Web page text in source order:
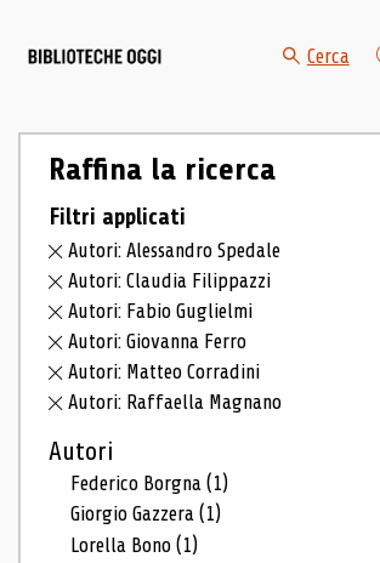
Cerca
Raffina la ricerca
Filtri applicati
Autori: Alessandro Spedale
Autori: Claudia Filippazzi
Autori: Fabio Guglielmi
Autori: Giovanna Ferro
Autori: Matteo Corradini
Autori: Raffaella Magnano
Autori
Federico Borgna(1)
Giorgio Gazzera(1)
Lorella Bono(1)